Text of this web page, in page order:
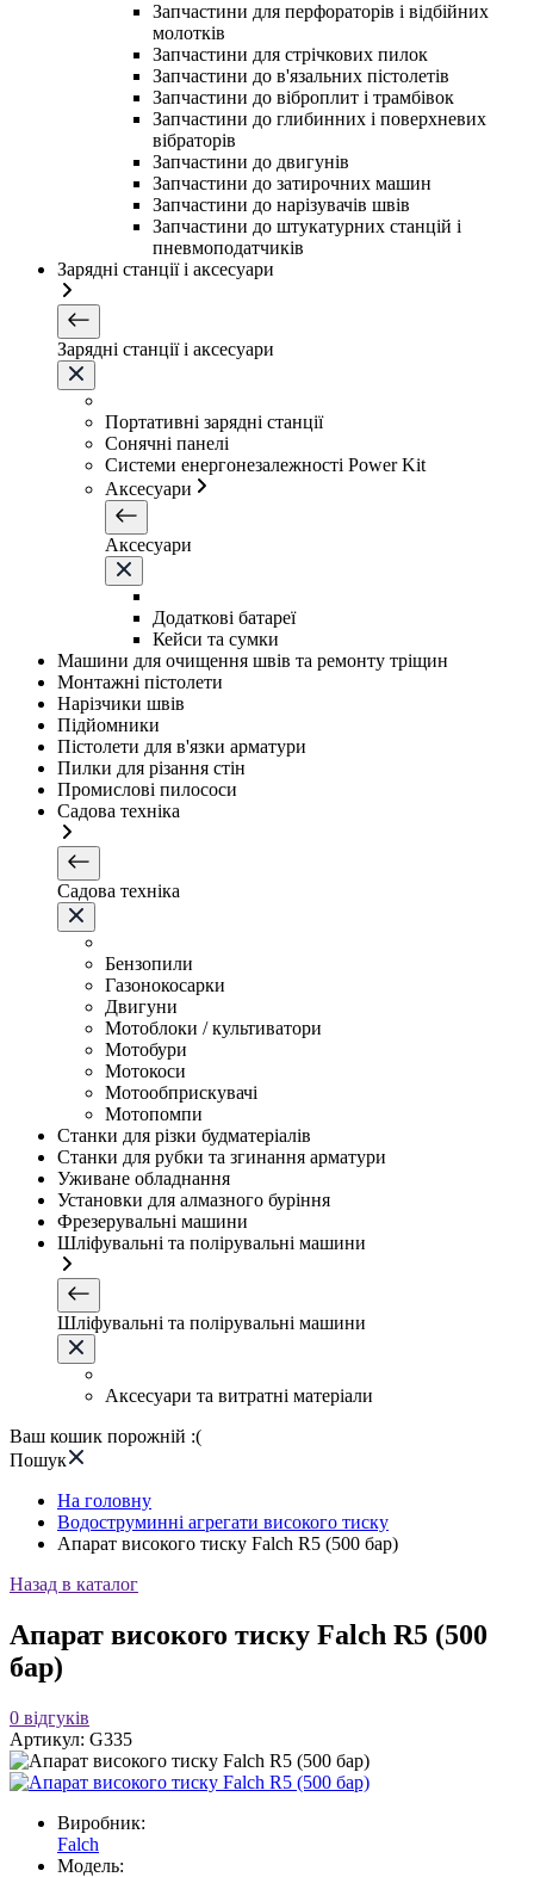
Запчастини для перфораторів і відбійних
молотків
Запчастини для стрічкових пилок
Запчастини до в'язальних пістолетів
Запчастини до віброплит і трамбівок
Запчастини до глибинних і поверхневих
вібраторів
Запчастини до двигунів
Запчастини до затирочних машин
Запчастини до нарізувачів швів
Запчастини до штукатурних станцій і
пневмоподатчиків
Зарядні станції і аксесуари
Зарядні станції і аксесуари
Портативні зарядні станції
Сонячні панелі
Системи енергонезалежності Power Kit
Аксесуари
Аксесуари
Додаткові батареї
Кейси та сумки
Машини для очищення швів та ремонту тріщин
Монтажні пістолети
Нарізчики швів
Підйомники
Пістолети для в'язки арматури
Пилки для різання стін
Промислові пилососи
Садова техніка
Садова техніка
Бензопили
Газонокосарки
Двигуни
Мотоблоки / культиватори
Мотобури
Мотокоси
Мотообприскувачі
Мотопомпи
Станки для різки будматеріалів
Станки для рубки та згинання арматури
Уживане обладнання
Установки для алмазного буріння
Фрезерувальні машини
Шліфувальні та полірувальні машини
Шліфувальні та полірувальні машини
Аксесуари та витратні матеріали
Ваш кошик порожній :(
Пошук
На головну
Водоструминні агрегати високого тиску
Апарат високого тиску Falch R5 (500 бар)
Назад в каталог
Апарат високого тиску Falch R5 (500
бар)
0 відгуків
Артикул: G335
Виробник:
Falch
Модель: